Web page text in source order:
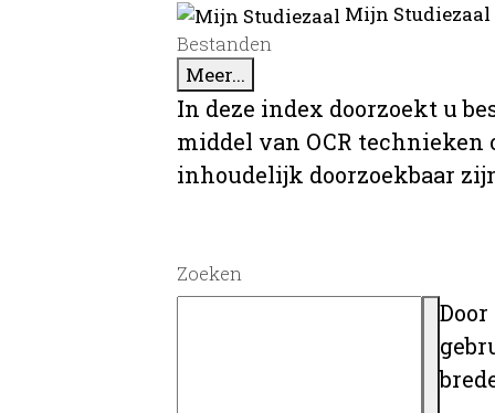
Mijn
Bestanden
Meer...
In deze index doorzoekt u
middel van OCR
inhoudelijk doorzoekbaar
Zoeken